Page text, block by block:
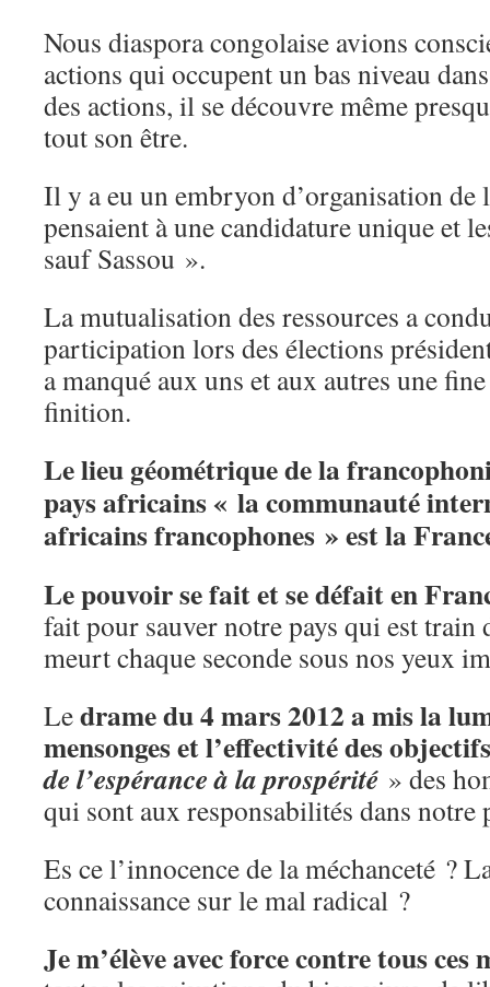
Nous diaspora congolaise avions
actions qui occupent un bas niveau
des actions, il se découvre même
tout son être.
Il y a eu un embryon d’organisation de
pensaient à une candidature unique et
sauf Sassou ».
La mutualisation des ressources a
participation lors des élections
a manqué aux uns et aux autres une
finition.
Le lieu géométrique de la
pays africains « la communauté
africains francophones » est la
Le pouvoir se fait et se défait en
fait pour sauver notre pays qui est train
meurt chaque seconde sous nos yeux
Ledrame du 4 mars 2012 a mis la
mensonges et l’effectivité des
de l’espérance à la prospérité » des
qui sont aux responsabilités dans notre
Es ce l’innocence de la méchanceté ?
connaissance sur le mal radical ?
Je m’élève avec force contre tous ces